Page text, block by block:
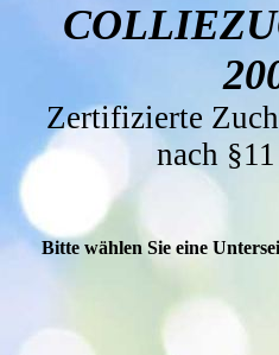
Zertifizierte
nach
Bitte wählen Sie eine